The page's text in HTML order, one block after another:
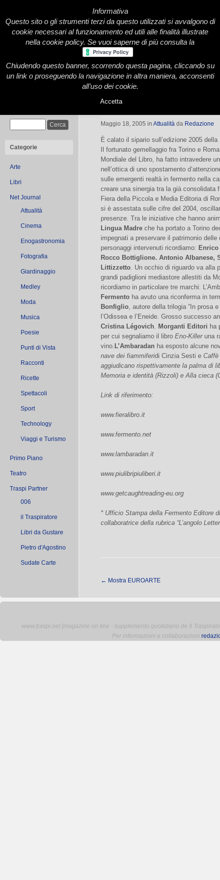
Home Presentazione Redazione Le nostre firme
Categorie
Arte
Libri
Net Journal
Attualità
Cinema
Enogastronomia
Fotografia
Giardinaggio
Medley
Moda
Musica
Poesie
Punti di Vista
Racconti
Ricette
Spettacoli
Sport
Technology
Viaggi e Turismo
Primo Piano
Teatro
Traspi Partner
006
il Traspiratore
Libri da Gustare
Pietro d'Agostino
Sudate Carte
Riportando tutto a casa
Maggio 18, 2005 in Attualità da Redazione
È calato il sipario sull’edizione 2005
Il fortunato gemellaggio fra Torino e
Mondiale del Libro, ha fatto intravedere
nell’ottica di uno spostamento
sulle emergenti realtà in fermento nella
creare una sinergia tra la già consolidata
Fiera della Piccola e Media Editoria di
si è assestata sulle cifre del 2004,
presenze. Tra le iniziative che hanno
Lingua Madre che ha portato a Torino
impegnati a preservare il patrimonio
personaggi intervenuti ricordiamo:
Rocco Bottiglione. Antonio Albanese,
Littizzetto. Un occhio di riguardo va alla
grandi padiglioni mediastore allestiti da
ricordiamo in particolare tre marchi:
Fermento ha avuto una riconferma in
Bonfiglio, autore della trilogia “In prosa
l’Odissea e l’Eneide. Grosso successo
Cristina Légovich. Morganti Editori ha
per cui segnaliamo il libro Eno-Killeruna
vino. L’Ambaradan ha esposto alcune
nave dei fiammiferidi Cinzia Sesti e Caffè
aggiudicano rispettivamente la palma di
Memoria e identità (Rizzoli) eAlla cieca
Link di riferimento:
www.fieralibro.it
www.fermento.net
www.lambaradan.it
www.piulibripiuliberi.it
www.getcaughtreading-eu.org
* Ufficio Stampa della Fermento Editore
collaboratrice della rubrica “L’angolo
← Mostra EUROARTE
www.traspi.net [magazine on line - supplemento quotidiano de Il
Per informazioni e collaborazioni
Informativa
Questo sito o gli strumenti terzi da questo utilizzati si avvalgono di
cookie necessari al funzionamento ed utili alle finalità illustrate
nella cookie policy. Se vuoi saperne di più consulta la
Chiudendo questo banner, scorrendo questa pagina, cliccando su
un link o proseguendo la navigazione in altra maniera, acconsenti
all’uso dei cookie.
Accetta